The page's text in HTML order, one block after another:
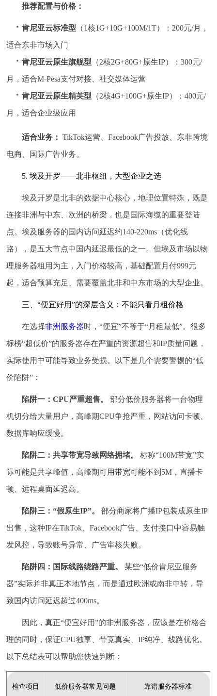
推荐配置与价格：
肯尼亚云标准型 （1核1G+10G+100M/1T）：200元/月，
适合东非市场入门
肯尼亚云原生旗舰型 （2核2G+80G+原生IP）：300元/
月，适合M-Pesa支付对接、社交媒体运营
肯尼亚云原生精英型 （2核4G+100G+原生IP）：400元/
月，适合企业级应用
适合业务： TikTok运营、Facebook广告投放、东非跨境
电商、国际广告业务。
5. 埃及开罗——北非枢纽，大型企业之选
埃及开罗是北非的数据中心核心，地理位置特殊，既是
连接非洲与中东、欧洲的桥梁，也是国际海缆的重要登陆
点。埃及服务器的国内访问延迟约140-220ms（优化线
路），是五大节点中国内延迟最低的之一。但埃及市场以物
理服务器租用为主，入门价格较高，基础配置月付999元
起，适合预算充足、需要覆盖北非和中东市场的大型企业。
三、“便宜好用”的深层含义：不能只看月租价格
在选择非洲服务器时，“便宜”不等于“月租最低”。很多
标榜“超低价”的服务器存在严重的资源超售和IP质量问题，
实际使用中可能导致业务受损。以下是几个需要警惕的“低
价陷阱”：
陷阱一：CPU严重超售。 部分低价服务器将一台物理
机切分给大量用户，高峰期CPU争抢严重，网站访问卡顿、
数据库响应缓慢。
陷阱二：共享带宽导致网络拥堵。 标称“100M带宽”实
际可能是共享峰值，高峰期可用带宽可能不到5M，直播卡
顿、远程桌面延迟高。
陷阱三：“假原生IP”。 部分商家将广播IP包装成原生IP
出售，这种IP在TikTok、Facebook广告、支付接口中容易触
发风控，导致账号异常、广告审核失败。
陷阱四：国际线路绕路严重。 某些“低价肯尼亚服务
器”实际并非真正本地节点，而是通过欧洲或南非中转，导
致国内访问延迟超过400ms。
因此，真正“便宜好用”的非洲服务器，应该是在价格合
理的同时，保证CPU独享、带宽真实、IP纯净、线路优化。
以下总结表可以帮助您快速判断：
检查项目 低价服务器常见问题 靠谱服务器标准